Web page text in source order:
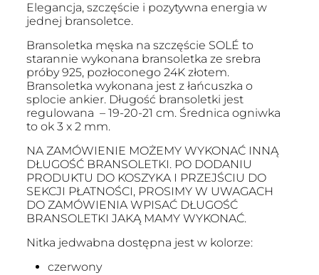
Elegancja, szczęście i pozytywna energia w
jednej bransoletce.
Bransoletka męska na szczęście SOLÉ to
starannie wykonana bransoletka ze srebra
próby 925, pozłoconego 24K złotem.
Bransoletka wykonana jest z łańcuszka o
splocie ankier. Długość bransoletki jest
regulowana – 19-20-21 cm. Średnica ogniwka
to ok 3 x 2 mm.
NA ZAMÓWIENIE MOŻEMY WYKONAĆ INNĄ
DŁUGOŚĆ BRANSOLETKI. PO DODANIU
PRODUKTU DO KOSZYKA I PRZEJŚCIU DO
SEKCJI PŁATNOŚCI, PROSIMY W UWAGACH
DO ZAMÓWIENIA WPISAĆ DŁUGOŚĆ
BRANSOLETKI JAKĄ MAMY WYKONAĆ.
Nitka jedwabna dostępna jest w kolorze:
czerwony